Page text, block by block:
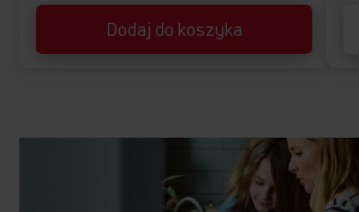
Dodaj do koszyka